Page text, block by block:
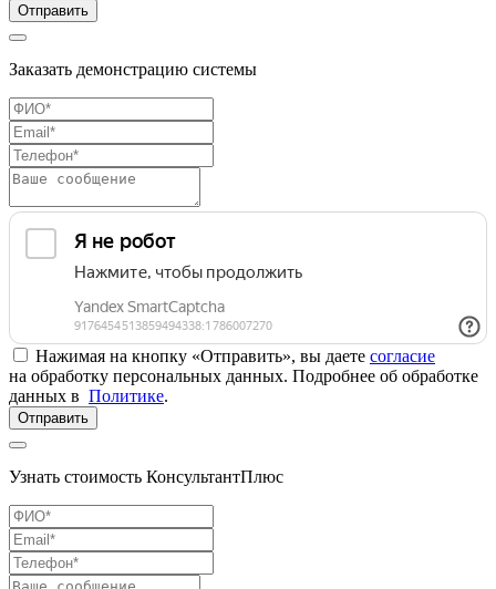
Отправить
Заказать демонстрацию системы
Нажимая на кнопку «Отправить», вы даете согласие
на обработку персональных данных. Подробнее об обработке
данных в Политике.
Отправить
Узнать стоимость КонсультантПлюс